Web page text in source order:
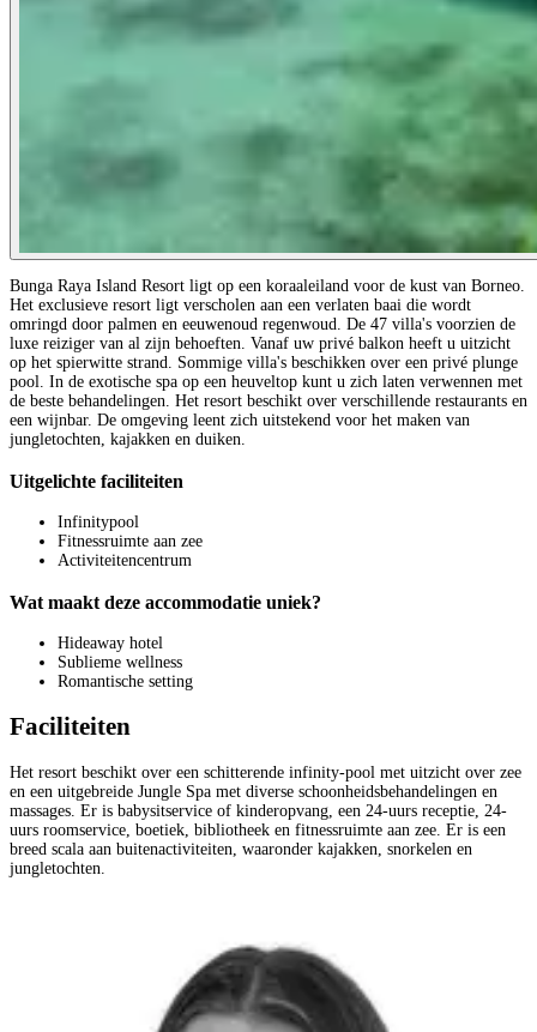
Bunga Raya Island Resort ligt op een koraaleiland voor de kust van Borneo.
Het exclusieve resort ligt verscholen aan een verlaten baai die wordt
omringd door palmen en eeuwenoud regenwoud. De 47 villa's voorzien de
luxe reiziger van al zijn behoeften. Vanaf uw privé balkon heeft u uitzicht
op het spierwitte strand. Sommige villa's beschikken over een privé plunge
pool. In de exotische spa op een heuveltop kunt u zich laten verwennen met
de beste behandelingen. Het resort beschikt over verschillende restaurants en
een wijnbar. De omgeving leent zich uitstekend voor het maken van
jungletochten, kajakken en duiken.
Uitgelichte faciliteiten
Infinitypool
Fitnessruimte aan zee
Activiteitencentrum
Wat maakt deze accommodatie uniek?
Hideaway hotel
Sublieme wellness
Romantische setting
Faciliteiten
Het resort beschikt over een schitterende infinity-pool met uitzicht over zee
en een uitgebreide Jungle Spa met diverse schoonheidsbehandelingen en
massages. Er is babysitservice of kinderopvang, een 24-uurs receptie, 24-
uurs roomservice, boetiek, bibliotheek en fitnessruimte aan zee. Er is een
breed scala aan buitenactiviteiten, waaronder kajakken, snorkelen en
jungletochten.